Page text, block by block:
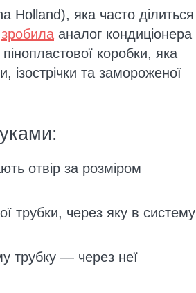
Holland), яка часто ділиться
зробила аналог кондиціонера
коробки, яка
та замороженої
отвір за розміром
трубки, через яку в систему
трубку — через неї